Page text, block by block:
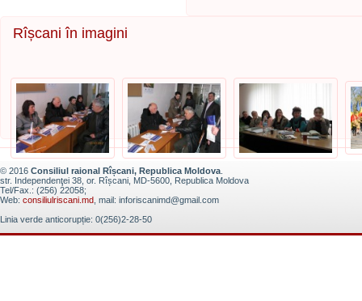
Rîșcani în imagini
© 2016 Consiliul raional Rîșcani, Republica Moldova
str. Independenţei 38, or. Rîșcani, MD-5600, Republica Moldova
Tel/Fax.: (256) 22058;
Web: consiliulriscani.md , mail: inforiscanimd@gmail.com
Linia verde anticorupție: 0(256)2-28-50